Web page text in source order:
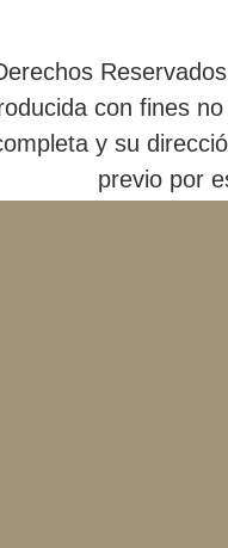
con fines
y su
previo por